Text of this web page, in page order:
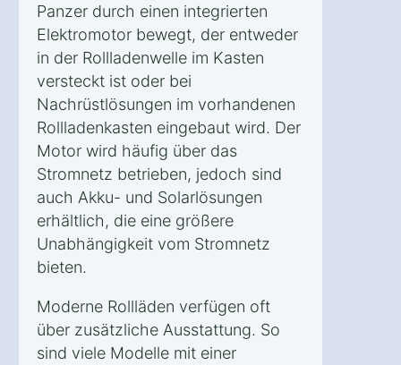
Panzer durch einen integrierten
Elektromotor bewegt, der entweder
in der Rollladenwelle im Kasten
versteckt ist oder bei
Nachrüstlösungen im vorhandenen
Rollladenkasten eingebaut wird. Der
Motor wird häufig über das
Stromnetz betrieben, jedoch sind
auch Akku- und Solarlösungen
erhältlich, die eine größere
Unabhängigkeit vom Stromnetz
bieten.
Moderne Rollläden verfügen oft
über zusätzliche Ausstattung. So
sind viele Modelle mit einer